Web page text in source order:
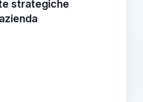
strategiche